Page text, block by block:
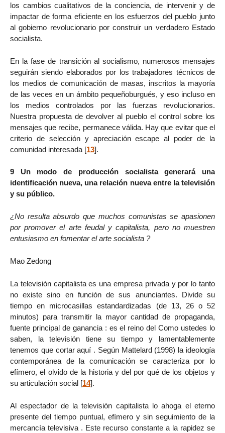
los cambios cualitativos de la conciencia, de intervenir y de
impactar de forma eficiente en los esfuerzos del pueblo junto
al gobierno revolucionario por construir un verdadero Estado
socialista.
En la fase de transición al socialismo, numerosos mensajes
seguirán siendo elaborados por los trabajadores técnicos de
los medios de comunicación de masas, inscritos la mayoría
de las veces en un ámbito pequeñoburgués, y eso incluso en
los medios controlados por las fuerzas revolucionarios.
Nuestra propuesta de devolver al pueblo el control sobre los
mensajes que recibe, permanece válida. Hay que evitar que el
criterio de selección y apreciación escape al poder de la
comunidad interesada [13].
9 Un modo de producción socialista generará una
identificación nueva, una relación nueva entre la televisión
y su público.
¿No resulta absurdo que muchos comunistas se apasionen
por promover el arte feudal y capitalista, pero no muestren
entusiasmo en fomentar el arte socialista ?
Mao Zedong
La televisión capitalista es una empresa privada y por lo tanto
no existe sino en función de sus anunciantes. Divide su
tiempo en microcasillas estandardizadas (de 13, 26 o 52
minutos) para transmitir la mayor cantidad de propaganda,
fuente principal de ganancia : es el reino del Como ustedes lo
saben, la televisión tiene su tiempo y lamentablemente
tenemos que cortar aquí . Según Mattelard (1998) la ideología
contemporánea de la comunicación se caracteriza por lo
efímero, el olvido de la historia y del por qué de los objetos y
su articulación social [14].
Al espectador de la televisión capitalista lo ahoga el eterno
presente del tiempo puntual, efímero y sin seguimiento de la
mercancía televisiva . Este recurso constante a la rapidez se